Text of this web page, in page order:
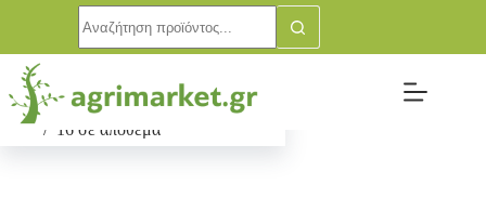
THYSSANON 1LT
25,00€
16 σε απόθεμα
Αγορά